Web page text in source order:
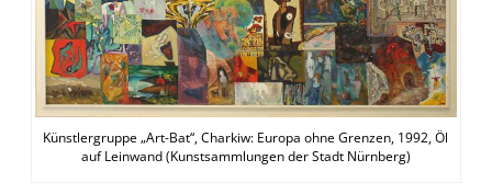
Künstlergruppe „Art-Bat“, Charkiw: Europa ohne Grenzen, 1992, Öl
auf Leinwand (Kunstsammlungen der Stadt Nürnberg)